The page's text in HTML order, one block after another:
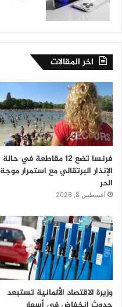
اخر المقالات
فرنسا تضع 12 مقاطعة في حالة
الإنذار البرتقالي مع استمرار موجة
الحر
أغسطس 8, 2026
وزيرة الاقتصاد الألمانية تستبعد